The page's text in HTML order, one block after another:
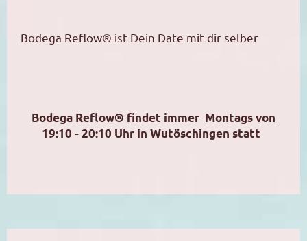
Bodega Reflow® ist Dein Date mit dir selber
Bodega Reflow® findet immer Montags von
19:10 - 20:10 Uhr in Wutöschingen statt